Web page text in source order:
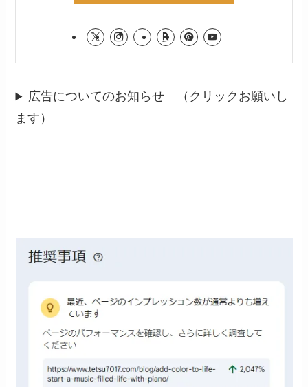
広告についてのお知らせ （クリックお願いし
ます）